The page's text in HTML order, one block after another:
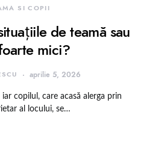
SI COPII
de teamă sau
mici?
aprilie 5, 2026
copilul, care acasă alerga prin
al locului, se…